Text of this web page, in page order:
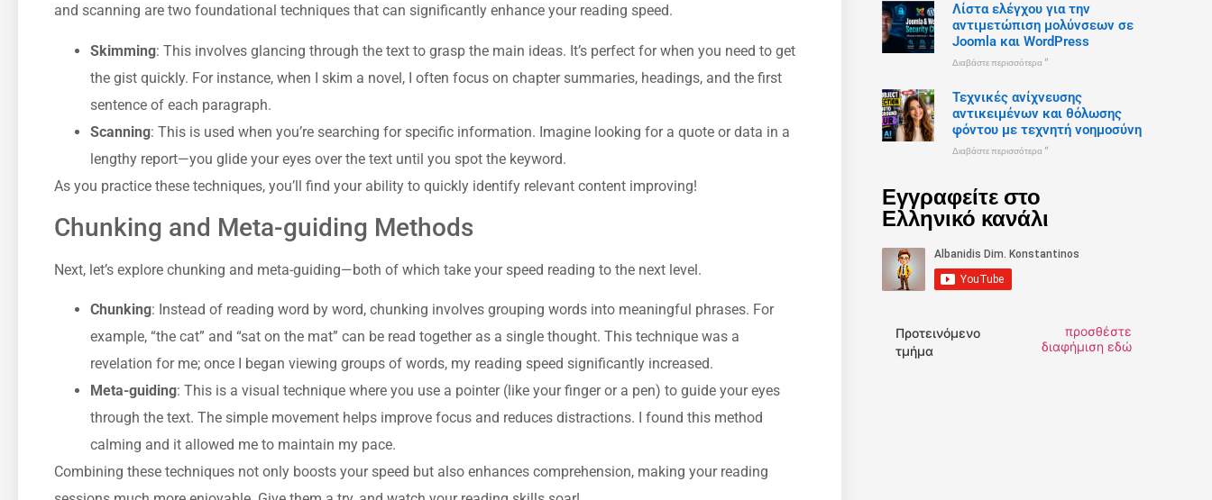
and scanning are two foundational techniques that can significantly enhance your reading speed.
Skimming: This involves glancing through the text to grasp the main ideas. It’s perfect for when you need to get
the gist quickly. For instance, when I skim a novel, I often focus on chapter summaries, headings, and the first
sentence of each paragraph.
Scanning: This is used when you’re searching for specific information. Imagine looking for a quote or data in a
lengthy report—you glide your eyes over the text until you spot the keyword.
As you practice these techniques, you’ll find your ability to quickly identify relevant content improving!
Chunking and Meta-guiding Methods
Next, let’s explore chunking and meta-guiding—both of which take your speed reading to the next level.
Chunking: Instead of reading word by word, chunking involves grouping words into meaningful phrases. For
example, “the cat” and “sat on the mat” can be read together as a single thought. This technique was a
revelation for me; once I began viewing groups of words, my reading speed significantly increased.
Meta-guiding: This is a visual technique where you use a pointer (like your finger or a pen) to guide your eyes
through the text. The simple movement helps improve focus and reduces distractions. I found this method
calming and it allowed me to maintain my pace.
Combining these techniques not only boosts your speed but also enhances comprehension, making your reading
Λίστα ελέγχου για την
αντιμετώπιση μολύνσεων σε
Joomla και WordPress
Διαβάστε περισσότερα "
Τεχνικές ανίχνευσης
αντικειμένων και θόλωσης
φόντου με τεχνητή νοημοσύνη
Διαβάστε περισσότερα "
Εγγραφείτε στο
Ελληνικό κανάλι
Προτεινόμενο
τμήμα
προσθέστε
διαφήμιση εδώ